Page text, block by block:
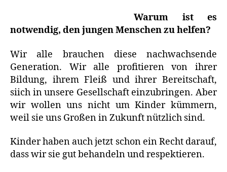
Warum ist es
notwendig, den jungen Menschen zu helfen?
Wir alle brauchen diese nachwachsende
Generation. Wir alle profitieren von ihrer
Bildung, ihrem Fleiß und ihrer Bereitschaft,
siich in unsere Gesellschaft einzubringen. Aber
wir wollen uns nicht um Kinder kümmern,
weil sie uns Großen in Zukunft nützlich sind.
Kinder haben auch jetzt schon ein Recht darauf,
dass wir sie gut behandeln und respektieren.